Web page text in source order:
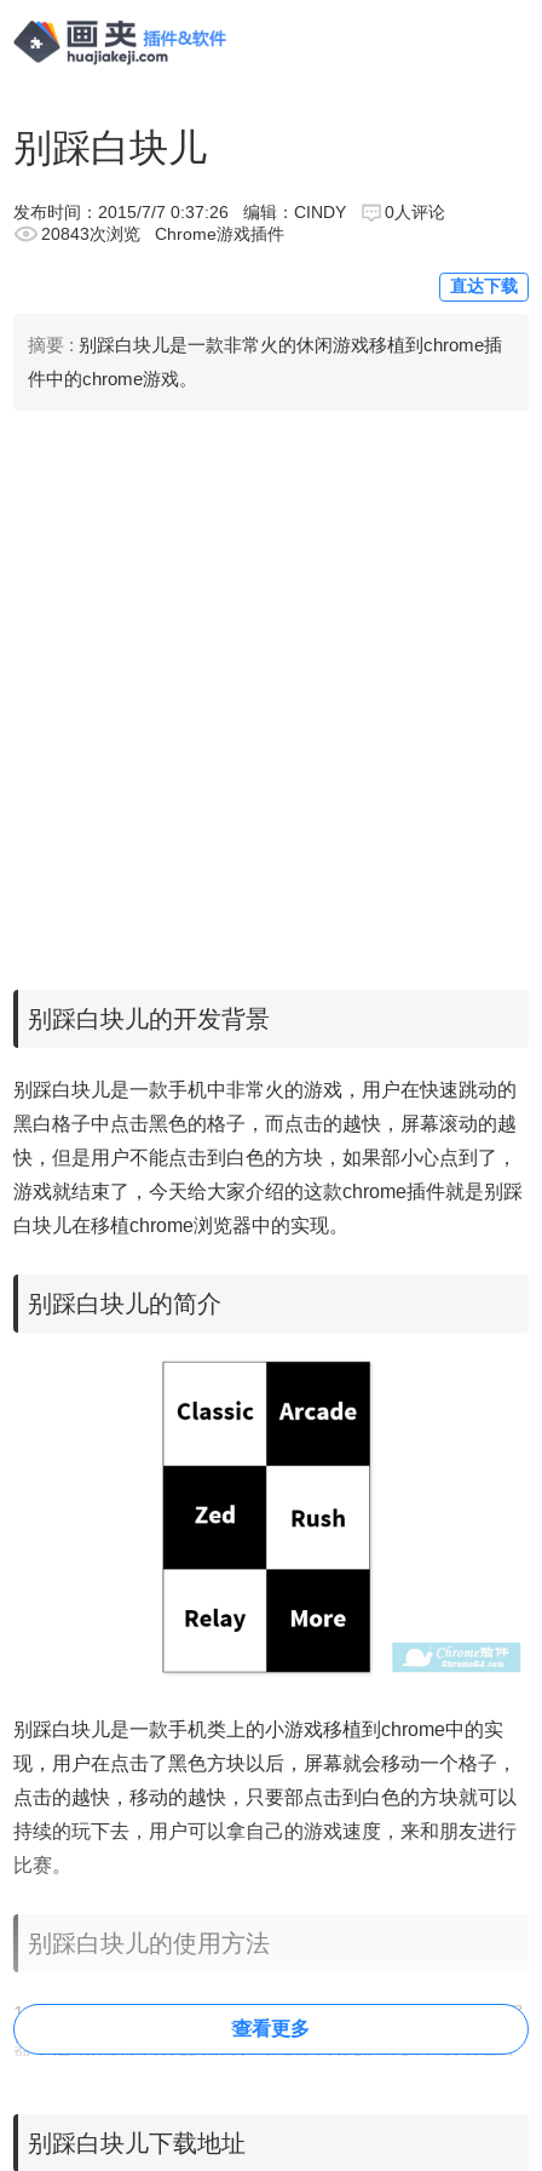
别踩白块儿
发布时间： 2015/7/7 0:37:26 编辑：CINDY
0人评论
20843次浏览
Chrome游戏插件
直达下载
摘要 : 别踩白块儿是一款非常火的休闲游戏移植到chrome插
件中的chrome游戏。
别踩白块儿的开发背景
别踩白块儿是一款手机中非常火的游戏，用户在快速跳动的
黑白格子中点击黑色的格子，而点击的越快，屏幕滚动的越
快，但是用户不能点击到白色的方块，如果部小心点到了，
游戏就结束了，今天给大家介绍的这款chrome插件就是别踩
白块儿在移植chrome浏览器中的实现。
别踩白块儿的简介
别踩白块儿是一款手机类上的小游戏移植到chrome中的实
现，用户在点击了黑色方块以后，屏幕就会移动一个格子，
点击的越快，移动的越快，只要部点击到白色的方块就可以
持续的玩下去，用户可以拿自己的游戏速度，来和朋友进行
比赛。
别踩白块儿的使用方法
1.在谷歌浏览器中安装别踩白块儿插件，并在Chrome的扩展
器中启动别踩白块儿的游戏，别踩白块儿插件的下载地址可
考：
件？最新谷歌浏览器离线安装版可以从这里下载：
查看更多
别踩白块儿下载地址